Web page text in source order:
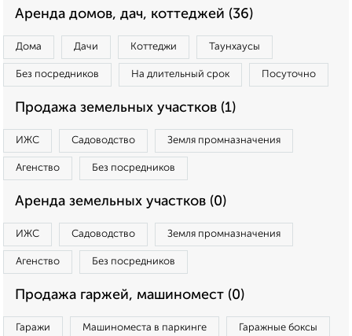
Аренда домов, дач, коттеджей (36)
Дома Дачи Коттеджи Таунхаусы
Без посредников На длительный срок Посуточно
Продажа земельных участков (1)
ИЖС Садоводство Земля промназначения
Агенство Без посредников
Аренда земельных участков (0)
ИЖС Садоводство Земля промназначения
Агенство Без посредников
Продажа гаржей, машиномест (0)
Гаражи Машиноместа в паркинге Гаражные боксы